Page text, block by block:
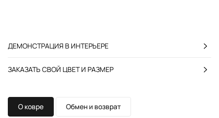
ДЕМОНСТРАЦИЯ В ИНТЕРЬЕРЕ
ЗАКАЗАТЬ СВОЙ ЦВЕТ И РАЗМЕР
О ковре Обмен и возврат